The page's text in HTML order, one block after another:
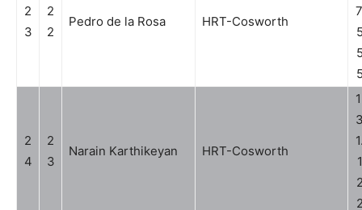
2
3
2
2
Pedro de la Rosa HRT-Cosworth
2
4
2
3
Narain Karthikeyan HRT-Cosworth
1